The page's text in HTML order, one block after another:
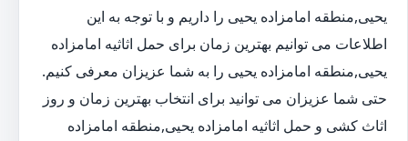
یحیی,منطقه امامزاده یحیی را داریم و با توجه به این
اطلاعات می توانیم بهترین زمان برای حمل اثاثیه امامزاده
یحیی,منطقه امامزاده یحیی را به شما عزیزان معرفی کنیم.
حتی شما عزیزان می توانید برای انتخاب بهترین زمان و روز
اثاث کشی و حمل اثاثیه امامزاده یحیی,منطقه امامزاده